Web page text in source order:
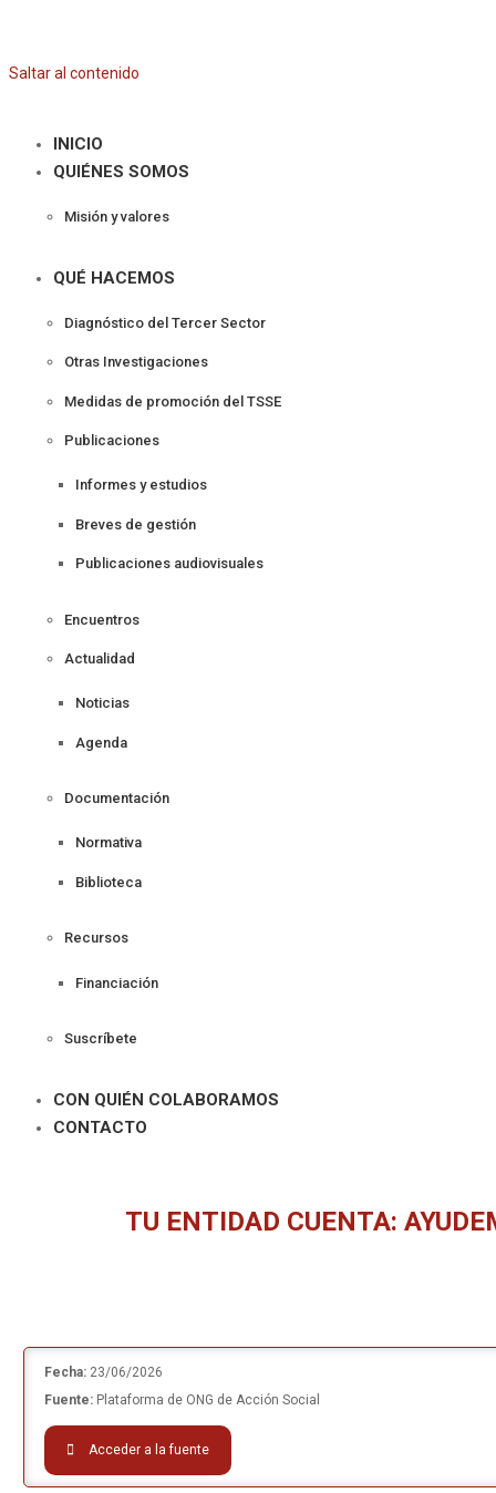
Saltar al contenido
INICIO
QUIÉNES SOMOS
Misión y valores
QUÉ HACEMOS
Diagnóstico del Tercer Sector
Otras Investigaciones
Medidas de promoción del TSSE
Publicaciones
Informes y estudios
Breves de gestión
Publicaciones audiovisuales
Encuentros
Actualidad
Noticias
Agenda
Documentación
Normativa
Biblioteca
Recursos
Financiación
Suscríbete
CON QUIÉN COLABORAMOS
CONTACTO
TU ENTIDAD CUENTA:
Fecha: 23/06/2026
Fuente: Plataforma de ONG de Acción Social
Acceder a la fuente